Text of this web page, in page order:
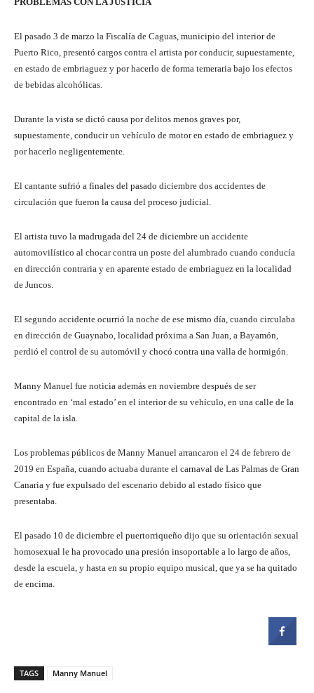
El pasado 3 de marzo la Fiscalía de Caguas, municipio del interior de
Puerto Rico, presentó cargos contra el artista por conducir, supuestamente,
en estado de embriaguez y por hacerlo de forma temeraria bajo los efectos
de bebidas alcohólicas.
Durante la vista se dictó causa por delitos menos graves por,
supuestamente, conducir un vehículo de motor en estado de embriaguez y
por hacerlo negligentemente.
El cantante sufrió a finales del pasado diciembre dos accidentes de
circulación que fueron la causa del proceso judicial.
El artista tuvo la madrugada del 24 de diciembre un accidente
automovilístico al chocar contra un poste del alumbrado cuando conducía
en dirección contraria y en aparente estado de embriaguez en la localidad
de Juncos.
El segundo accidente ocurrió la noche de ese mismo día, cuando circulaba
en dirección de Guaynabo, localidad próxima a San Juan, a Bayamón,
perdió el control de su automóvil y chocó contra una valla de hormigón.
Manny Manuel fue noticia además en noviembre después de ser
encontrado en ‘mal estado’ en el interior de su vehículo, en una calle de la
capital de la isla.
Los problemas públicos de Manny Manuel arrancaron el 24 de febrero de
2019 en España, cuando actuaba durante el carnaval de Las Palmas de Gran
Canaria y fue expulsado del escenario debido al estado físico que
presentaba.
El pasado 10 de diciembre el puertorriqueño dijo que su orientación sexual
homosexual le ha provocado una presión insoportable a lo largo de años,
desde la escuela, y hasta en su propio equipo musical, que ya se ha quitado
de encima.
TAGS Manny Manuel